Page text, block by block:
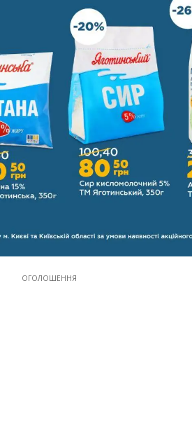
ОГОЛОШЕННЯ